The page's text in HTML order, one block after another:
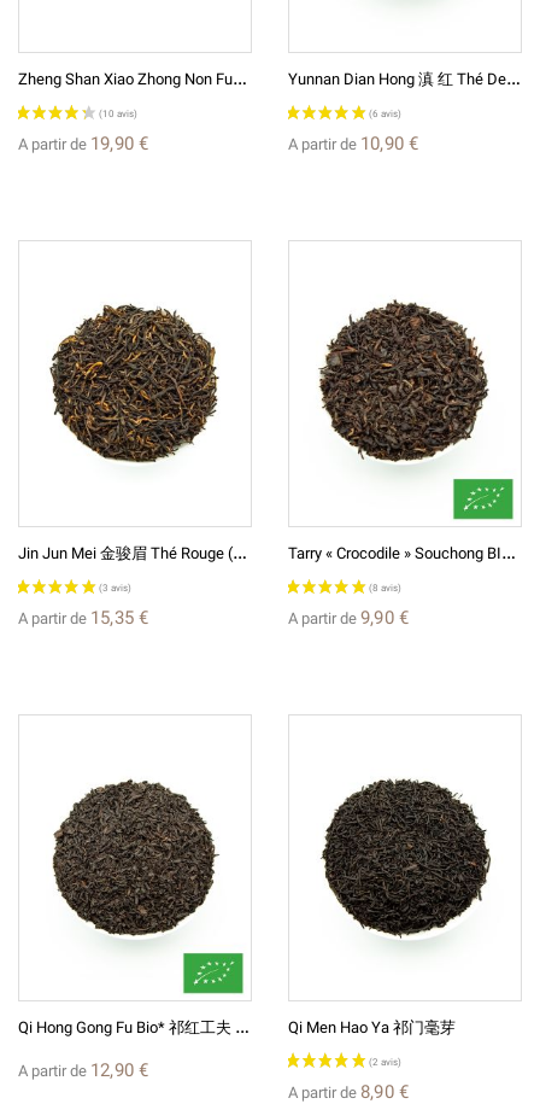
Z
Heng Shan Xiao Zhong Non Fumé 正山小种 Chine Rouge
A partir de 19,90 €
Y
Unnan Dian Hong 滇 红 Thé De Chine Rouge (Noir)
A partir de 10,90 €
J
In Jun Mei 金骏眉 Thé Rouge (Noir) De Chine
A partir de 15,35 €
T
Arry « Crocodile » Souchong BIO* Thé De Chine Fumé 烟正山小种
A partir de 9,90 €
Q
I Hong Gong Fu Bio* 祁红工夫 Thé Rouge De Chine
A partir de 12,90 €
Qi Men Hao Ya 祁门毫芽
A partir de 8,90 €